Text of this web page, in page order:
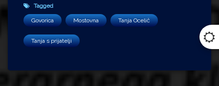
Tagged
Govorica Mostovna Tanja Ocelič
Tanja s prijatelji